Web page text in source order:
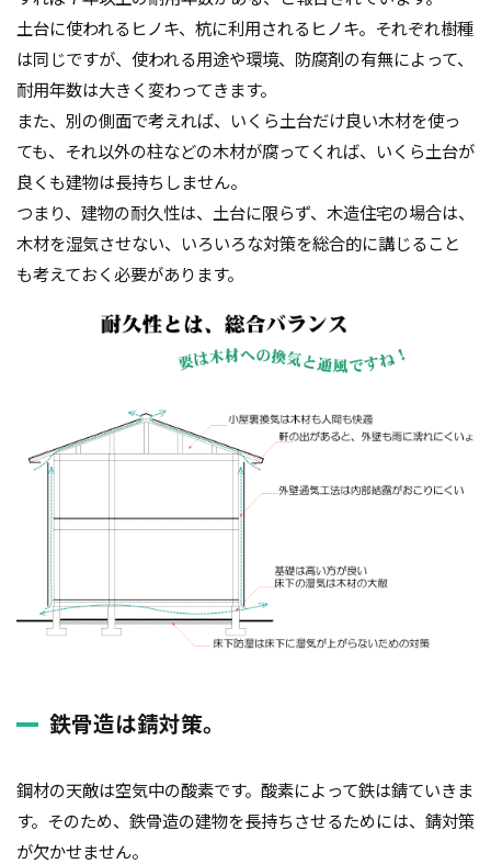
土台に使われるヒノキ、杭に利用されるヒノキ。それぞれ樹種
は同じですが、使われる用途や環境、防腐剤の有無によって、
耐用年数は大きく変わってきます。
また、別の側面で考えれば、いくら土台だけ良い木材を使っ
ても、それ以外の柱などの木材が腐ってくれば、いくら土台が
良くも建物は長持ちしません。
つまり、建物の耐久性は、土台に限らず、木造住宅の場合は、
木材を湿気させない、いろいろな対策を総合的に講じること
も考えておく必要があります。
鉄骨造は錆対策。
鋼材の天敵は空気中の酸素です。酸素によって鉄は錆ていきま
す。そのため、鉄骨造の建物を長持ちさせるためには、錆対策
が欠かせません。